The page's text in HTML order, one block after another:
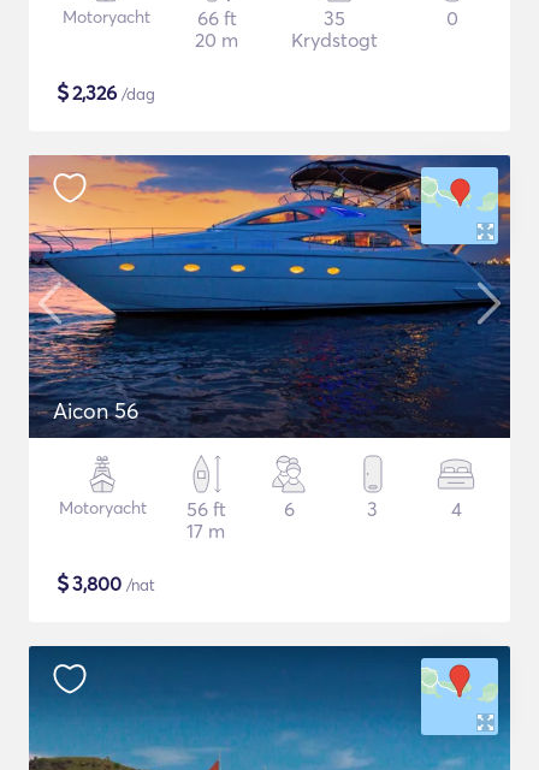
Motoryacht
66 ft
20 m
35
Krydstogt
0
$2,326 /dag
Aicon 56
Motoryacht
56 ft
17 m
6 3 4
$3,800 /nat